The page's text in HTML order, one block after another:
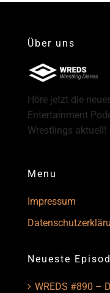
Über uns
Höre jetzt die
Entertainment
Wrestlings aktuell!
Menu
Impressum
Neueste
WREDS #890 –